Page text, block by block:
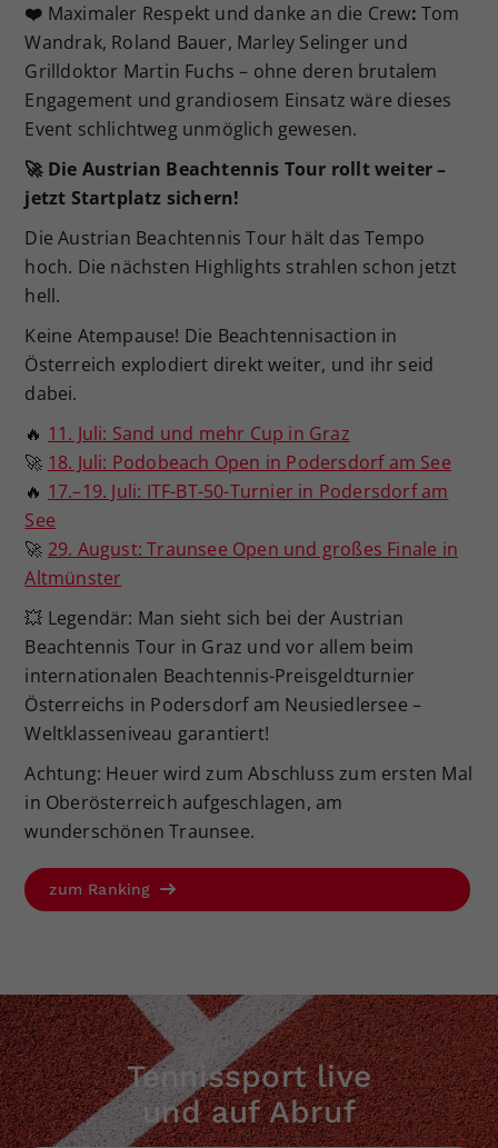
❤️ Maximaler Respekt und danke an die Crew: Tom
Wandrak, Roland Bauer, Marley Selinger und
Grilldoktor Martin Fuchs – ohne deren brutalem
Engagement und grandiosem Einsatz wäre dieses
Event schlichtweg unmöglich gewesen.
🚀Die Austrian Beachtennis Tour rollt weiter –
jetzt Startplatz sichern!
Die Austrian Beachtennis Tour hält das Tempo
hoch. Die nächsten Highlights strahlen schon jetzt
hell.
Keine Atempause! Die Beachtennisaction in
Österreich explodiert direkt weiter, und ihr seid
dabei.
🔥 11. Juli: Sand und mehr Cup in Graz
🚀 18. Juli: Podobeach Open in Podersdorf am See
🔥 17.–19. Juli: ITF-BT-50-Turnier in Podersdorf am
See
🚀 29. August: Traunsee Open und großes Finale in
Altmünster
💥 Legendär: Man sieht sich bei der Austrian
Beachtennis Tour in Graz und vor allem beim
internationalen Beachtennis-Preisgeldturnier
Österreichs in Podersdorf am Neusiedlersee –
Weltklasseniveau garantiert!
Achtung: Heuer wird zum Abschluss zum ersten Mal
in Oberösterreich aufgeschlagen, am
wunderschönen Traunsee.
zum Ranking
Tennissport live
und auf Abruf